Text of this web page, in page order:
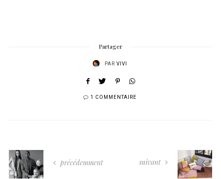
Partager
PAR VIVI
1 COMMENTAIRE
précédemment suivant